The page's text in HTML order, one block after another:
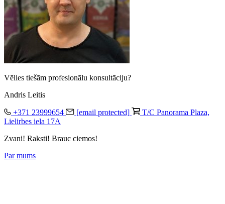
Vēlies tiešām profesionālu konsultāciju?
Andris Leitis
+371 23999654 [email protected]
T/C Panorama Plaza,
Lielirbes iela 17A
Zvani! Raksti! Brauc ciemos!
Par mums